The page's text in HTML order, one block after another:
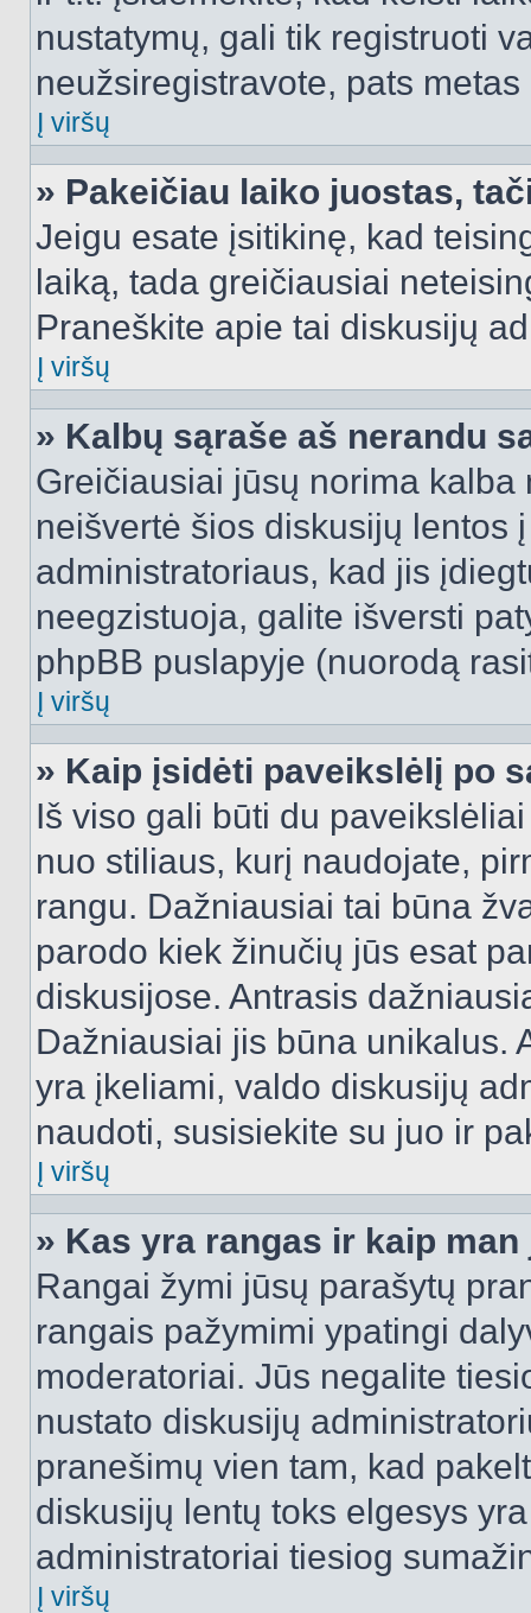
nustatymų, gali tik registruoti
neužsiregistravote, pats
Į viršų
» Pakeičiau laiko juostas,
Jeigu esate įsitikinę, kad
laiką, tada greičiausiai
Praneškite apie tai diskusijų
Į viršų
» Kalbų sąraše aš nerandu
Greičiausiai jūsų norima
neišvertė šios diskusijų lentos
administratoriaus, kad jis
neegzistuoja, galite išversti
phpBB puslapyje (nuorodą
Į viršų
» Kaip įsidėti paveikslėlį po
Iš viso gali būti du
nuo stiliaus, kurį naudojate,
rangu. Dažniausiai tai būna
parodo kiek žinučių jūs esat
diskusijose. Antrasis
Dažniausiai jis būna unikalus.
yra įkeliami, valdo diskusijų
naudoti, susisiekite su juo ir
Į viršų
» Kas yra rangas ir kaip
Rangai žymi jūsų parašytų
rangais pažymimi ypatingi
moderatoriai. Jūs negalite
nustato diskusijų
pranešimų vien tam, kad
diskusijų lentų toks elgesys
administratoriai tiesiog
Į viršų